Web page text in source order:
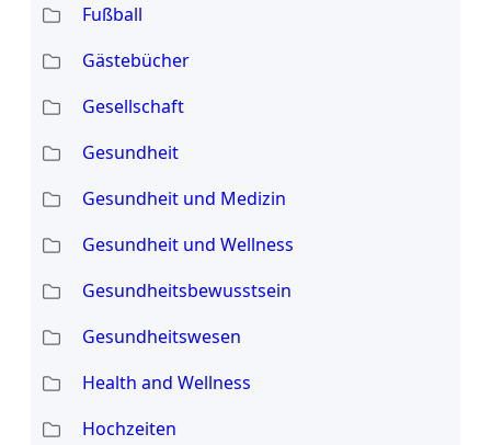
Fußball
Gästebücher
Gesellschaft
Gesundheit
Gesundheit und Medizin
Gesundheit und Wellness
Gesundheitsbewusstsein
Gesundheitswesen
Health and Wellness
Hochzeiten